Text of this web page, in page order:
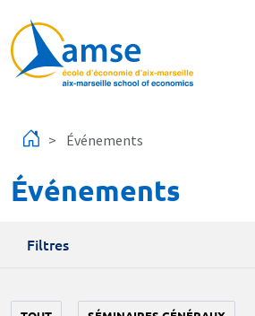
Événements
Événements
Filtres